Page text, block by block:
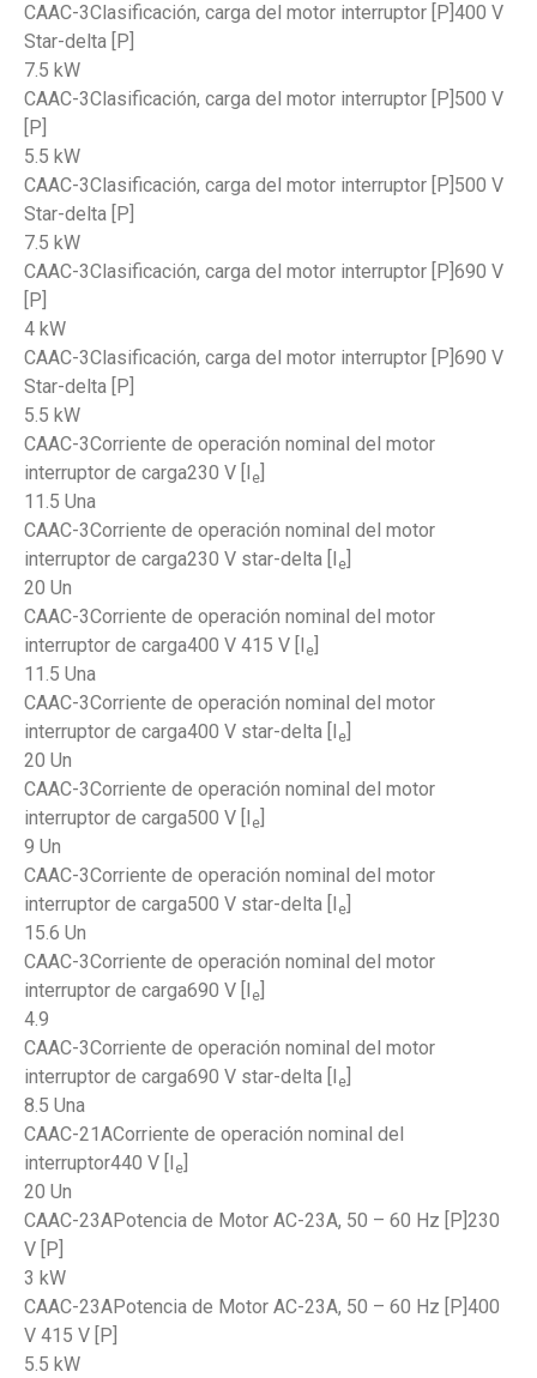
CAAC-3Clasificación, carga del motor interruptor [P]400 V
Star-delta [P]
7.5 kW
CAAC-3Clasificación, carga del motor interruptor [P]500 V
[P]
5.5 kW
CAAC-3Clasificación, carga del motor interruptor [P]500 V
Star-delta [P]
7.5 kW
CAAC-3Clasificación, carga del motor interruptor [P]690 V
[P]
4 kW
CAAC-3Clasificación, carga del motor interruptor [P]690 V
Star-delta [P]
5.5 kW
CAAC-3Corriente de operación nominal del motor
interruptor de carga230 V [I
e
11.5 Una
CAAC-3Corriente de operación nominal del motor
interruptor de carga230 V star-delta [I
e
20 Un
CAAC-3Corriente de operación nominal del motor
interruptor de carga400 V 415 V [I
e
11.5 Una
CAAC-3Corriente de operación nominal del motor
interruptor de carga400 V star-delta [I
e
20 Un
CAAC-3Corriente de operación nominal del motor
interruptor de carga500 V [I
e
9 Un
CAAC-3Corriente de operación nominal del motor
interruptor de carga500 V star-delta [I
e
15.6 Un
CAAC-3Corriente de operación nominal del motor
interruptor de carga690 V [I
e
4.9
CAAC-3Corriente de operación nominal del motor
interruptor de carga690 V star-delta [I
e
8.5 Una
CAAC-21ACorriente de operación nominal del
interruptor440 V [I
e
20 Un
CAAC-23APotencia de Motor AC-23A, 50 – 60 Hz [P]230
V [P]
3 kW
CAAC-23APotencia de Motor AC-23A, 50 – 60 Hz [P]400
V 415 V [P]
5.5 kW